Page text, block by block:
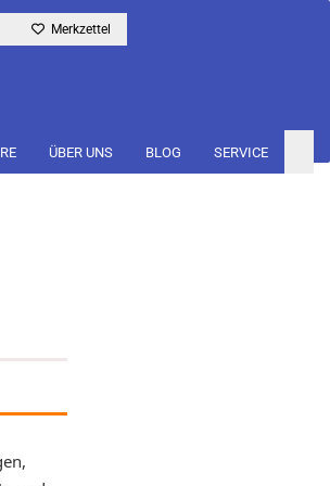
Merkzettel
ÜBER UNS BLOG SERVICE